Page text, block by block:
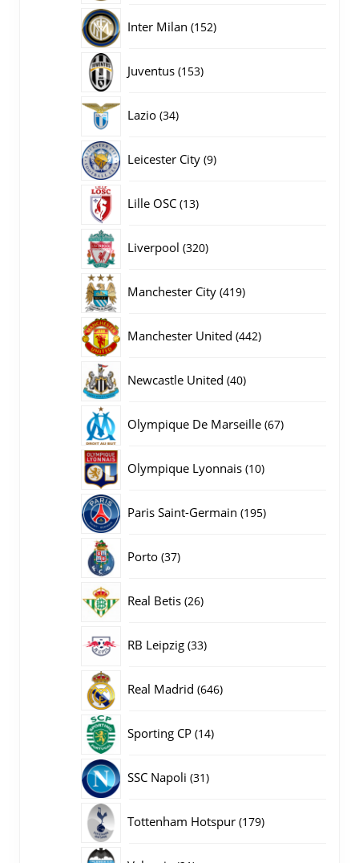
Inter Milan 152152
Juventus 153153
Lazio 3434
Leicester City 99
Lille OSC 1313
Liverpool 320320
Manchester City 419419
Manchester United 442442
Newcastle United 4040
Olympique De Marseille 6767
Olympique Lyonnais 1010
Paris Saint-Germain 195195
Porto 3737
Real Betis 2626
RB Leipzig 3333
Real Madrid 646646
Sporting CP 1414
SSC Napoli 3131
Tottenham Hotspur 179179